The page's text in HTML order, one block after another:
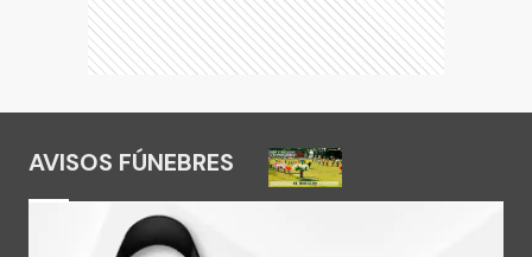
AVISOS FÚNEBRES